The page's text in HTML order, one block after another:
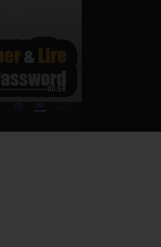
00:58
mute video
SubtitlesFullscreen